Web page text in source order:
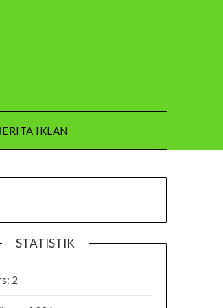
IKLAN
STATISTIK
2